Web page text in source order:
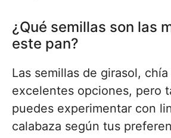
¿Qué semillas son las
este pan?
Las semillas de girasol,
excelentes opciones, pero
puedes experimentar con
calabaza según tus